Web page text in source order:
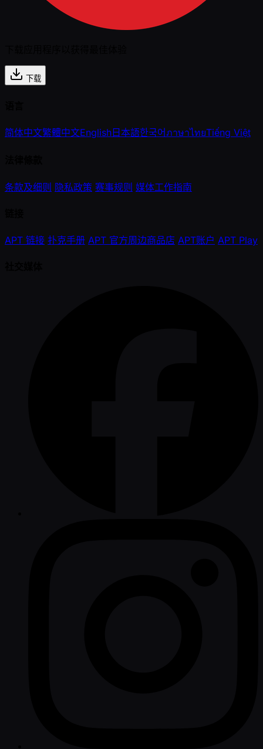
下载
简体中文繁體中文English日本語한국어ภาษาไทยTiếng Việt
条款及细则 隐私政策 赛事规则 媒体工作指南
APT 链接 扑克手册 APT 官方周边商品店 APT账户 APT Play